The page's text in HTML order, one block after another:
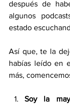
después de
algunos
estado
Así que, te la
habías leído en
más,
Soy la